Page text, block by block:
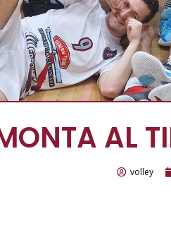
AL
volley